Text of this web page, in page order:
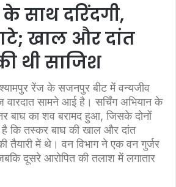
साथ दरिंदगी,
खाल और दांत
थी साजिश
श्यामपुर रेंज के सजनपुर बीट में वन्यजीव
सामने आई है। सर्चिंग अभियान के
नर बाघ का शव बरामद हुआ, जिसके दोनों
कि तस्कर बाघ की खाल और दांत
तैयारी में थे। वन विभाग ने एक वन गुर्जर
दूसरे आरोपित की तलाश में लगातार